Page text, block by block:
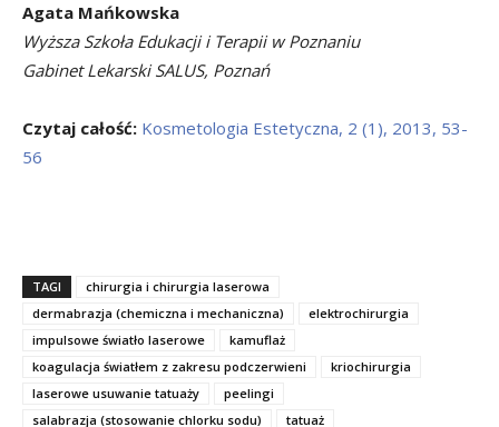
Agata Mańkowska
Wyższa Szkoła Edukacji i Terapii w Poznaniu
Gabinet Lekarski SALUS, Poznań
Czytaj całość: Kosmetologia Estetyczna, 2 (1), 2013, 53-
56
TAGI
chirurgia i chirurgia laserowa
dermabrazja (chemiczna i mechaniczna)
elektrochirurgia
impulsowe światło laserowe
kamuflaż
koagulacja światłem z zakresu podczerwieni
kriochirurgia
laserowe usuwanie tatuaży
peelingi
salabrazja (stosowanie chlorku sodu)
tatuaż